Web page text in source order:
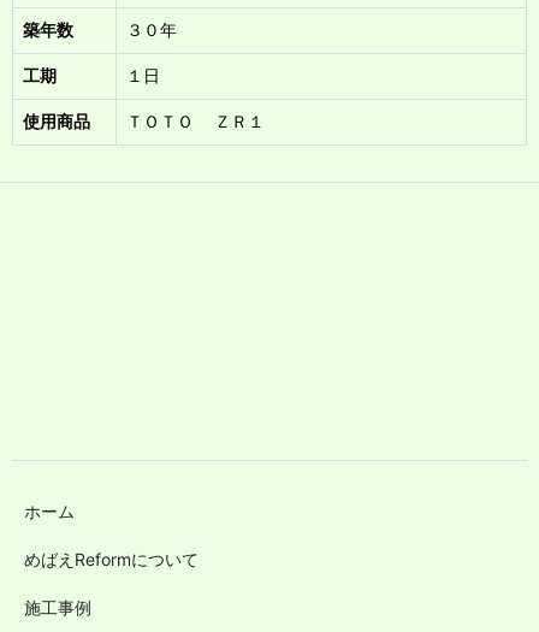
築年数 ３０年
工期 １日
使用商品 ＴＯＴＯ ＺＲ１
ホーム
めばえReformについて
施工事例